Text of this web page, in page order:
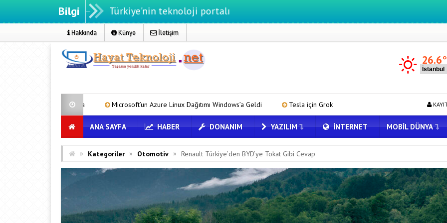
Bilgi
- Türkiye'nin teknoloji portalı
Hakkında Künye İletişim
26.6
Microsoft’un Azure Linux Dağıtımı Windows’a Geldi Tesla için Grok Türkiye’de! Model Y’de Türkçe Grok’u İndirip Denedik
ANA SAYFA HABER DONANIM YAZILIM İNTERNET MOBIL DÜNYA
» Kategoriler » Otomotiv » Renault Türkiye’den BYD’ye Tokat Gibi Cevap